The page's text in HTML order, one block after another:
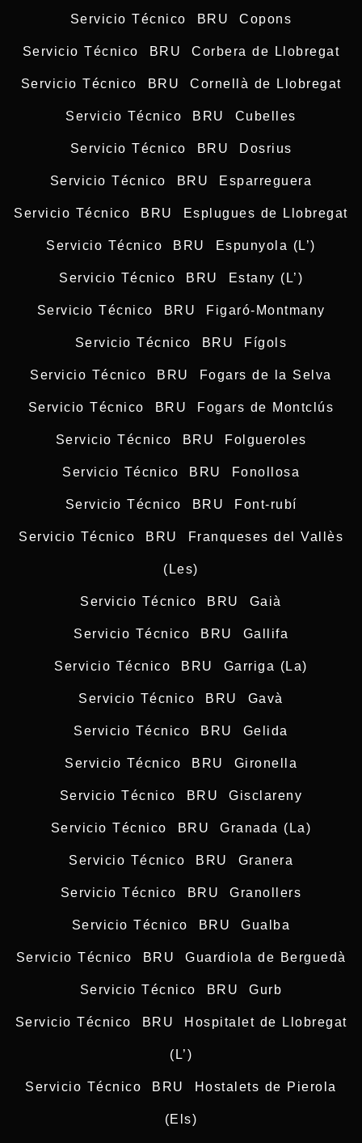
Servicio Técnico BRU Copons
Servicio Técnico BRU Corbera de Llobregat
Servicio Técnico BRU Cornellà de Llobregat
Servicio Técnico BRU Cubelles
Servicio Técnico BRU Dosrius
Servicio Técnico BRU Esparreguera
Servicio Técnico BRU Esplugues de Llobregat
Servicio Técnico BRU Espunyola (L’)
Servicio Técnico BRU Estany (L’)
Servicio Técnico BRU Figaró-Montmany
Servicio Técnico BRU Fígols
Servicio Técnico BRU Fogars de la Selva
Servicio Técnico BRU Fogars de Montclús
Servicio Técnico BRU Folgueroles
Servicio Técnico BRU Fonollosa
Servicio Técnico BRU Font-rubí
Servicio Técnico BRU Franqueses del Vallès
(Les)
Servicio Técnico BRU Gaià
Servicio Técnico BRU Gallifa
Servicio Técnico BRU Garriga (La)
Servicio Técnico BRU Gavà
Servicio Técnico BRU Gelida
Servicio Técnico BRU Gironella
Servicio Técnico BRU Gisclareny
Servicio Técnico BRU Granada (La)
Servicio Técnico BRU Granera
Servicio Técnico BRU Granollers
Servicio Técnico BRU Gualba
Servicio Técnico BRU Guardiola de Berguedà
Servicio Técnico BRU Gurb
Servicio Técnico BRU Hospitalet de Llobregat
(L’)
Servicio Técnico BRU Hostalets de Pierola
(Els)